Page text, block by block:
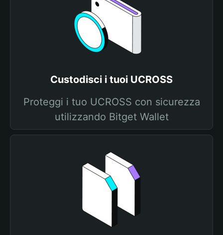
Custodisci i tuoi UCROSS
Proteggi i tuo UCROSS con sicurezza
utilizzando Bitget Wallet